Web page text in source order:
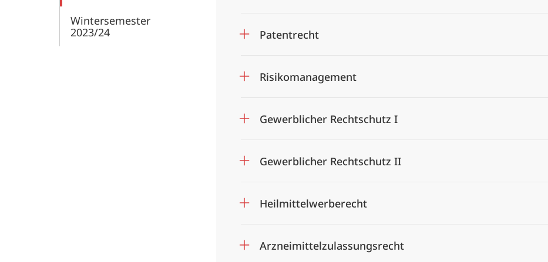
Wintersemester
2023/24
Patentrecht
Risikomanagement
Gewerblicher Rechtschutz I
Gewerblicher Rechtschutz II
Heilmittelwerberecht
Arzneimittelzulassungsrecht